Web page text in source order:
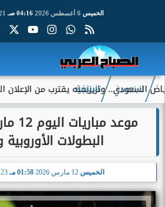
الخميس 04:16 صـ 21 صفر
وتريزيجيه يقترب من الإعلان الرسمي
الرئيسية الرياضة
البطولات الأوروبية
الخميس 12 مارس 2026 01:58 مـ 23 رمضان 1447